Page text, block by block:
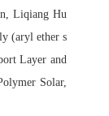
Liqiang Hu
(aryl ether s
Layer and
Solar,